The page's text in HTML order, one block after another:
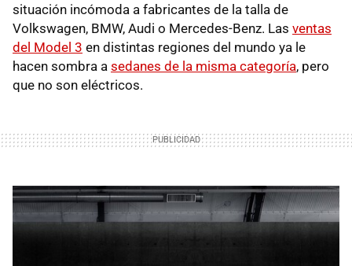
situación incómoda a fabricantes de la talla de
Volkswagen, BMW, Audi o Mercedes-Benz. Las ventas
del Model 3 en distintas regiones del mundo ya le
hacen sombra a sedanes de la misma categoría, pero
que no son eléctricos.